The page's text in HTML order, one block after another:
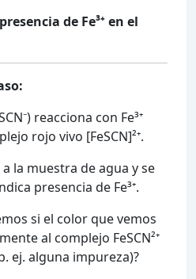
de Fe³⁺ en el
reacciona con Fe³⁺
rojo vivo [FeSCN]²⁺.
a la muestra de agua y se
presencia de Fe³⁺.
si el color que vemos
al complejo FeSCN²⁺
ej. alguna impureza)?